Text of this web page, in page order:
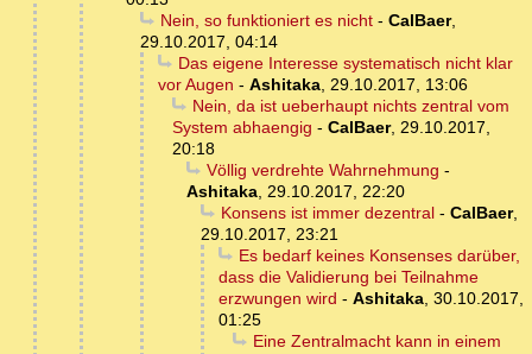
Nein, so funktioniert es nicht- CalBaer,
29.10.2017, 04:14
Das eigene Interesse systematisch nicht klar
vor Augen - Ashitaka, 29.10.2017, 13:06
Nein, da ist ueberhaupt nichts zentral vom
System abhaengig - CalBaer, 29.10.2017,
20:18
Völlig verdrehte Wahrnehmung -
Ashitaka, 29.10.2017, 22:20
Konsens ist immer dezentral- CalBaer,
29.10.2017, 23:21
Es bedarf keines Konsenses darüber,
dass die Validierung bei Teilnahme
erzwungen wird - Ashitaka, 30.10.2017,
01:25
Eine Zentralmacht kann in einem